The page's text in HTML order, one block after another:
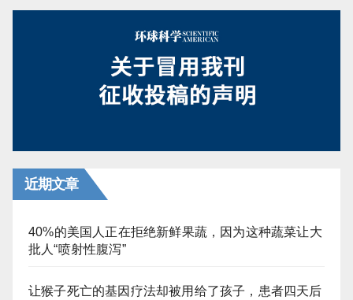
近期文章
40%的美国人正在拒绝新鲜果蔬，因为这种蔬菜让大
批人“喷射性腹泻”
让猴子死亡的基因疗法却被用给了孩子，患者四天后